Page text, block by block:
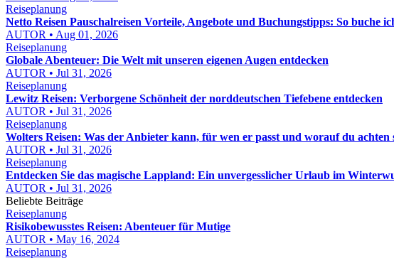
Reiseplanung
Netto Reisen Pauschalreisen Vorteile, Angebote und Buchungstipps: So buche
AUTOR • Aug 01, 2026
Reiseplanung
Globale Abenteuer: Die Welt mit unseren eigenen Augen entdecken
AUTOR • Jul 31, 2026
Reiseplanung
Lewitz Reisen: Verborgene Schönheit der norddeutschen Tiefebene entdecken
AUTOR • Jul 31, 2026
Reiseplanung
Wolters Reisen: Was der Anbieter kann, für wen er passt und worauf du achten
AUTOR • Jul 31, 2026
Reiseplanung
Entdecken Sie das magische Lappland: Ein unvergesslicher Urlaub im
AUTOR • Jul 31, 2026
Beliebte Beiträge
Reiseplanung
Risikobewusstes Reisen: Abenteuer für Mutige
AUTOR • May 16, 2024
Reiseplanung